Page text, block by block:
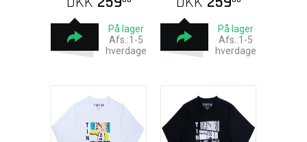
På lager
Afs.:1-5
hverdage
På lager
Afs.:1-5
hverdage